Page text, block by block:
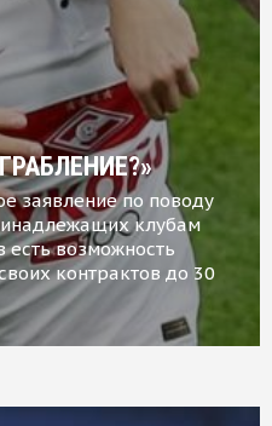
заявление по поводу
клубам
есть возможность
контрактов до 30